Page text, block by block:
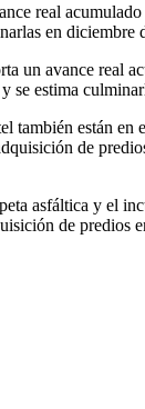
real
en
avance real
se estima
también están
de
asfáltica y el
de predios